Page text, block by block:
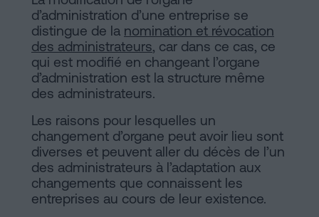
réseaux
sociaux
d’administration d’une entreprise se
distingue de la nomination et révocation
des administrateurs, car dans ce cas, ce
qui est modifié en changeant l’organe
d’administration est la structure même
des administrateurs.
Les raisons pour lesquelles un
changement d’organe peut avoir lieu sont
diverses et peuvent aller du décès de l’un
des administrateurs à l’adaptation aux
changements que connaissent les
entreprises au cours de leur existence.